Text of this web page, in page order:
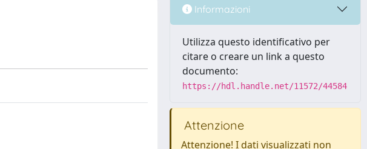
Informazioni
Utilizza questo identificativo per
citare o creare un link a questo
documento:
https://hdl.handle.net/11572/44584
Attenzione
Attenzione! I dati visualizzati non